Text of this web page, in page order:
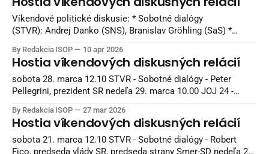
objednať na INLIBRI online kníhkupectve. Naši sledovatelia
môžu využiť 7 percentnú zľavu. Pri nákupe použite kupón:
ISOPYT-7
Víkendové politické diskusie: * Sobotné dialógy
(STVR): Andrej Danko (SNS), Branislav Gröhling (SaS) *
(TA3): Rudolf Huliak (Strana vidieka), Tamara Stohlová (PS) *
O 5 minút 12 (STVR): Judita Laššáková (Smer), Beáta Jurík
(PS), Juraj Krúpa (SaS), Milan Uhrík (Republika) * Na telo (Tv
Markíza): Andrej
By Redakcia ISOP 10 apr 2026
Hostia víkendových diskusných relácií
sobota 28. marca 12.10 STVR - Sobotné dialógy - Peter
Pellegrini, prezident SR nedeľa 29. marca 10.00 JOJ 24 -
Slovensko 11.00 TA3 - V politike - Tomáš Taraba,
podpredseda vlády a minister životného prostredia SR,
nominant Slovenskej národnej strany - Branislav Gröhling,
poslanec
By Redakcia ISOP 27 mar 2026
Hostia víkendových diskusných relácií
sobota 21. marca 12.10 STVR - Sobotné dialógy - Robert
Fico, predseda vlády SR, predseda strany Smer-SD nedeľa 22.